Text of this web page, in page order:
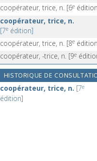
coopérateur, trice, n. [6e
coopérateur, trice, n.
[7e édition]
coopérateur, trice, n. [8e
coopérateur, -trice, n. [9e
HISTORIQUE DE
coopérateur, trice, n. [7e
édition]